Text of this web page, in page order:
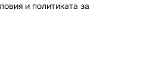
и политиката за